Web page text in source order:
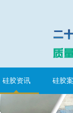
硅胶资讯 硅胶